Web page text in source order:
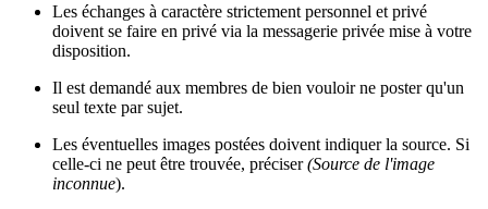
Les échanges à caractère strictement personnel et privé
doivent se faire en privé via la messagerie privée mise à votre
disposition.
Il est demandé aux membres de bien vouloir ne poster qu'un
seul texte par sujet.
Les éventuelles images postées doivent indiquer la source. Si
celle-ci ne peut être trouvée, préciser(Source de l'image
inconnue).